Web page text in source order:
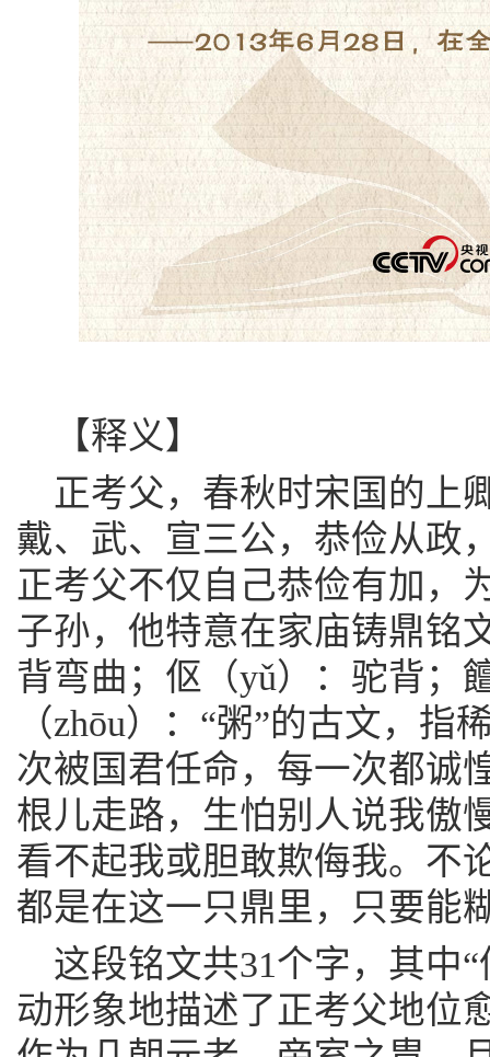
【释义】
正考父，春秋时宋国的上
戴、武、宣三公，恭俭从政
正考父不仅自己恭俭有加，
子孙，他特意在家庙铸鼎铭
背弯曲；伛（yǔ）：驼背；
（zhōu）：“粥”的古文，
次被国君任命，每一次都诚
根儿走路，生怕别人说我傲
看不起我或胆敢欺侮我。不
都是在这一只鼎里，只要能
这段铭文共31个字，其中
动形象地描述了正考父地位